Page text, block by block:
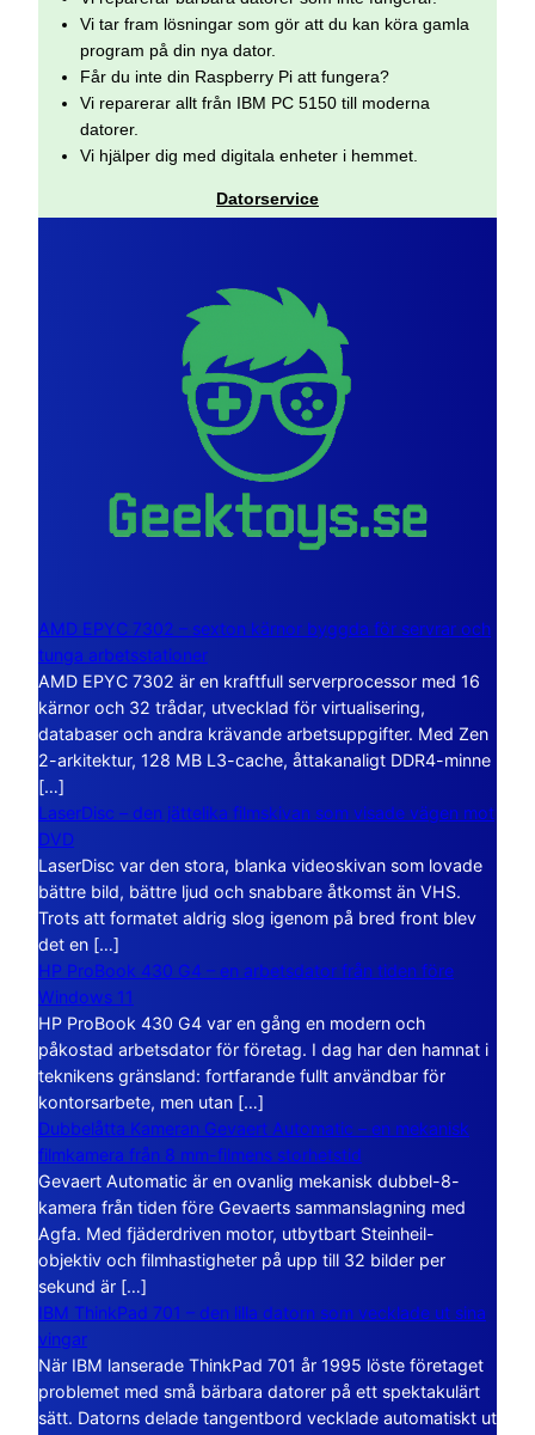
Vi tar fram lösningar som gör att du kan köra gamla
program på din nya dator.
Får du inte din Raspberry Pi att fungera?
Vi reparerar allt från IBM PC 5150 till moderna
datorer.
Vi hjälper dig med digitala enheter i hemmet.
Datorservice
AMD EPYC 7302 – sexton kärnor byggda för servrar och
tunga arbetsstationer
AMD EPYC 7302 är en kraftfull serverprocessor med 16
kärnor och 32 trådar, utvecklad för virtualisering,
databaser och andra krävande arbetsuppgifter. Med Zen
2-arkitektur, 128 MB L3-cache, åttakanaligt DDR4-minne
[…]
LaserDisc – den jättelika filmskivan som visade vägen mot
DVD
LaserDisc var den stora, blanka videoskivan som lovade
bättre bild, bättre ljud och snabbare åtkomst än VHS.
Trots att formatet aldrig slog igenom på bred front blev
det en […]
HP ProBook 430 G4 – en arbetsdator från tiden före
Windows 11
HP ProBook 430 G4 var en gång en modern och
påkostad arbetsdator för företag. I dag har den hamnat i
teknikens gränsland: fortfarande fullt användbar för
kontorsarbete, men utan […]
Dubbelåtta Kameran Gevaert Automatic – en mekanisk
filmkamera från 8 mm-filmens storhetstid
Gevaert Automatic är en ovanlig mekanisk dubbel-8-
kamera från tiden före Gevaerts sammanslagning med
Agfa. Med fjäderdriven motor, utbytbart Steinheil-
objektiv och filmhastigheter på upp till 32 bilder per
sekund är […]
IBM ThinkPad 701 – den lilla datorn som vecklade ut sina
vingar
När IBM lanserade ThinkPad 701 år 1995 löste företaget
problemet med små bärbara datorer på ett spektakulärt
sätt. Datorns delade tangentbord vecklade automatiskt ut